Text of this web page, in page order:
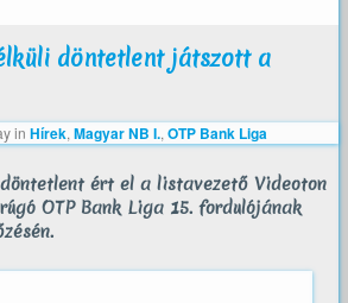
döntetlent játszott a
in Hírek, Magyar NB I., OTP Bank Liga
ért el a listavezető Videoton
OTP Bank Liga 15. fordulójának